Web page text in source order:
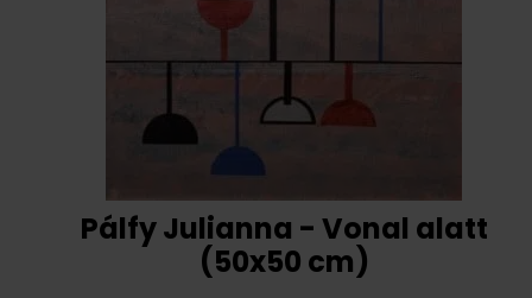
Pálfy Julianna - Vonal alatt
(50x50 cm)